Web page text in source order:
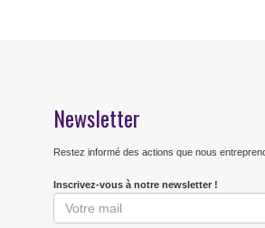
Newsletter
Restez informé des actions que nous
Inscrivez-vous à notre newsletter !